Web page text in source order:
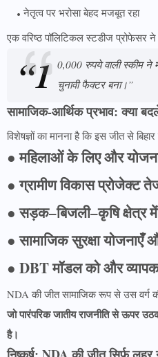
नेतृत्व पर भरोसा बेहद मजबूत रहा
एक वरिष्ठ पॉलिटिकल स्टडीज प्रोफेसर ने
“1 0,000 रुपये वाली स्कीम ने
चुनावी फैक्टर बना।”
सामाजिक-आर्थिक प्रभाव: क्या
विशेषज्ञों का मानना है कि इस जीत से
● महिलाओं के लिए और
● ग्रामीण विकास प्रोजेक्ट
● सड़क–बिजली–कृषि क्षेत्र
● सामाजिक सुरक्षा योजनाएँ
● DBT मॉडल को और
NDA की जीत सामाजिक रूप से उस वर्ग
जो पारंपरिक जातीय राजनीति से ऊपर
है।